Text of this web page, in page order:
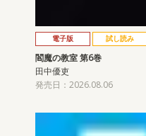
電子版 試し読み
閻魔の教室 第6巻
田中優吏
発売日：2026.08.06